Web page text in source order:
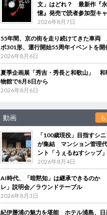
文」はどれ？ 最新作『
憶』発売で読者参加型キ
2026年8月7日
55年間、京の街を走り続けてきた車両
ボ301形、運行開始55周年イベントを開
2026年8月6日
夏季企画展「秀吉・秀長と和歌山」 和
物館で8月8日から
2026年8月6日
動画
「100歳現役」目指すシ
が集結 マンション管理
ント「うぇるねすシップ」
2026年8月4日
AI時代、「暗黙知」は継承できるのか
レ」説明会／ラウンドテーブル
2026年8月3日
紀伊勝浦の魅力を堪能 ホテル浦島、日